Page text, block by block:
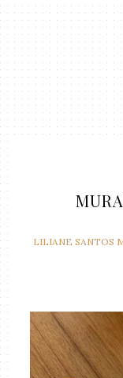
LILIANE SANTOS